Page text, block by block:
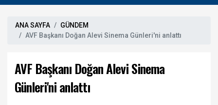
ANA SAYFA
GÜNDEM
AVF Başkanı Doğan Alevi Sinema Günleri'ni anlattı
AVF Başkanı Doğan Alevi Sinema
Günleri'ni anlattı